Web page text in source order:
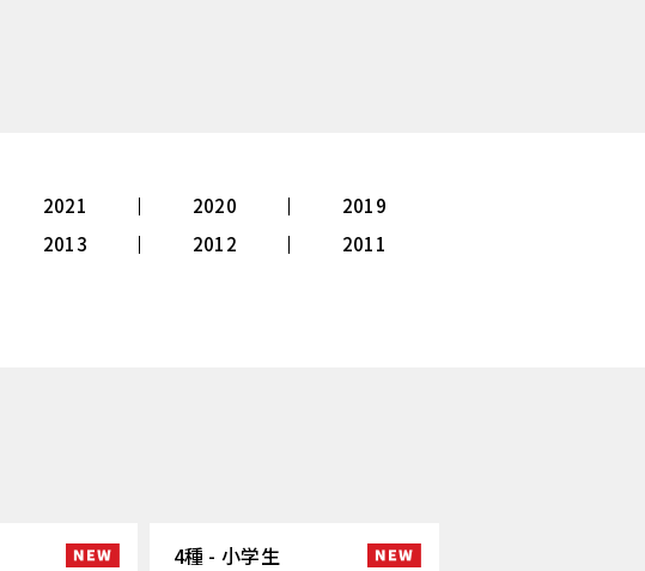
2021 2020
2019
2013 2012
2011
4種 - 小学生